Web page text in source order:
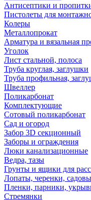
Антисептики и
Пистолеты для
Колеры
Металлопрокат
Арматура и вязальная
Уголок
Лист стальной, полоса
Труба круглая, заглушки
Труба профильная,
Швеллер
Поликарбонат
Комплектующие
Сотовый поликарбонат
Сад и огород
Забор 3D секционный
Заборы и ограждения
Люки канализационные
Ведра, тазы
Грунты и ящики для
Лопаты, черенки,
Пленки, парники,
Стремянки